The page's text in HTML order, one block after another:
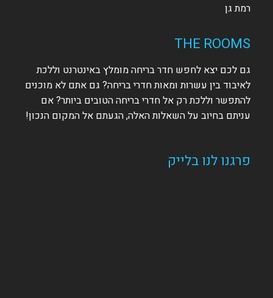
רמת גן
THE ROOMS
גם לכם יצא לחפש חדר בריחה מומלץ באינטרנט וללכת
לאיבוד בין עשרות ומאות חדרי בריחה? גם אתם לא מוכנים
להתפשר וללכת רק אל חדרי בריחה הטובים ביותר? אם
עניתם בחיוב על השאלות האלה, הגעתם אל המקום הנכון!
פרגנו לנו בלייק